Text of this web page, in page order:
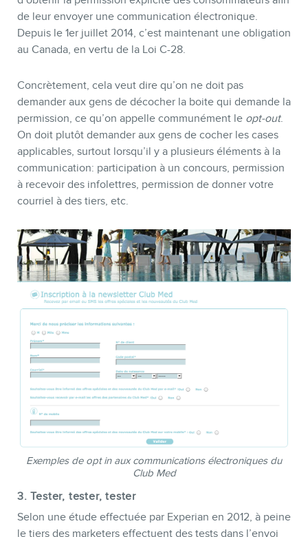
de leur envoyer une communication électronique.
Depuis le 1er juillet 2014, c’est maintenant une obligation
au Canada, en vertu de la Loi C-28.
Concrètement, cela veut dire qu’on ne doit pas
demander aux gens de décocher la boite qui demande la
permission, ce qu’on appelle communément le opt-out.
On doit plutôt demander aux gens de cocher les cases
applicables, surtout lorsqu’il y a plusieurs éléments à la
communication: participation à un concours, permission
à recevoir des infolettres, permission de donner votre
courriel à des tiers, etc.
Exemples de opt inaux communications électroniques du
Club Med
3. Tester, tester, tester
Selon une étude effectuée par Experian en 2012, à peine
le tiers des marketers effectuent des tests dans l’envoi